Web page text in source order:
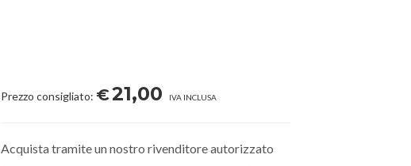
Prezzo consigliato: €21,00 IVA INCLUSA
Acquista tramite un nostro rivenditore autorizzato